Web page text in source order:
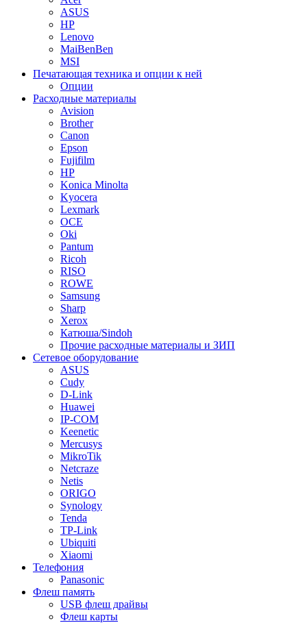
ASUS
HP
Lenovo
MaiBenBen
MSI
Печатающая техника и опции к ней
Опции
Расходные материалы
Avision
Brother
Canon
Epson
Fujifilm
HP
Konica Minolta
Kyocera
Lexmark
OCE
Oki
Pantum
Ricoh
RISO
ROWE
Samsung
Sharp
Xerox
Катюша/Sindoh
Прочие расходные материалы и ЗИП
Сетевое оборудование
ASUS
Cudy
D-Link
Huawei
IP-COM
Keenetic
Mercusys
MikroTik
Netcraze
Netis
ORIGO
Synology
Tenda
TP-Link
Ubiquiti
Xiaomi
Телефония
Panasonic
Флеш память
USB флеш драйвы
Флеш карты